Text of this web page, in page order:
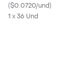
Imperfecciones
($0.0720/und)
1 x 36 Und